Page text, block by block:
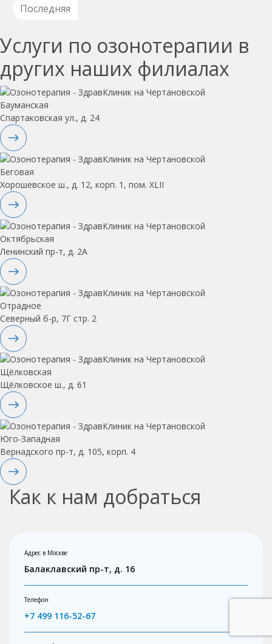
Последняя
Услуги по озонотерапии в
других наших филиалах
Бауманская
Спартаковская ул., д. 24
Беговая
Хорошевское ш., д. 12, корп. 1, пом. XLII
Октябрьская
Ленинский пр-т, д. 2А
Отрадное
Северный б-р, 7Г стр. 2
Щёлковская
Щёлковское ш., д. 61
Юго-Западная
Вернадского пр-т, д. 105, корп. 4
Как к нам добраться
Адрес в Москве
Балаклавский пр-т, д. 16
Телефон
+7 499 116-52-67